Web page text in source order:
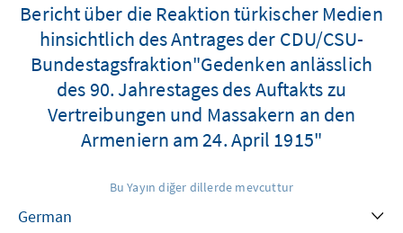
Bericht über die Reaktion türkischer Medien
hinsichtlich des Antrages der CDU/CSU-
Bundestagsfraktion"Gedenken anlässlich
des 90. Jahrestages des Auftakts zu
Vertreibungen und Massakern an den
Armeniern am 24. April 1915"
Bu Yayın diğer dillerde mevcuttur